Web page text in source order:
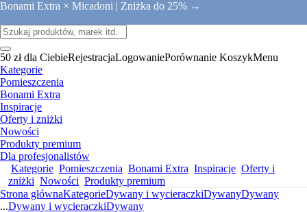
Bonami Extra × Micadoni | Zniżka do 25% →
50 zł dla CiebieRejestracjaLogowaniePorównanie KoszykMenu
Kategorie
Pomieszczenia
Bonami Extra
Inspiracje
Oferty i zniżki
Nowości
Produkty premium
Dla profesjonalistów
Kategorie Pomieszczenia Bonami Extra Inspiracje Oferty i
zniżki Nowości Produkty premium
Strona głównaKategorieDywany i wycieraczkiDywanyDywany
...Dywany i wycieraczkiDywany